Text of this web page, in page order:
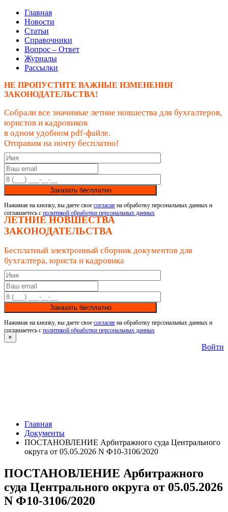
Главная
Новости
Статьи
Справочники
Вопрос – Ответ
Журналы
Рассылки
НЕ ПРОПУСТИТЕ ВАЖНЫЕ ИЗМЕНЕНИЯ
ЗАКОНОДАТЕЛЬСТВА!
Собрали все значимые летние новшества для бухгалтеров,
юристов и кадровиков
в одном удобном pdf-файле.
Отправим на почту бесплатно!
Заказать бесплатно
Нажимая на кнопку, вы даете свое согласие на обработку персональных данных и
соглашаетесь с политикой обработки персональных данных
ЛЕТНИЕ НОВШЕСТВА
ЗАКОНОДАТЕЛЬСТВА
Бесплатный электронный сборник документов для
бухгалтера, юриста и кадровика
Заказать бесплатно
Нажимая на кнопку, вы даете свое согласие на обработку персональных данных и
соглашаетесь с политикой обработки персональных данных
×
Войти
Главная
Документы
ПОСТАНОВЛЕНИЕ Арбитражного суда Центрального
округа от 05.05.2026 N Ф10-3106/2020
ПОСТАНОВЛЕНИЕ Арбитражного
суда Центрального округа от 05.05.2026
N Ф10-3106/2020